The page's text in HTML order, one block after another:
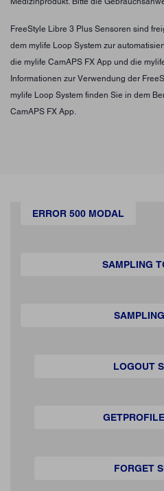
FreeStyle Libre 3 Plus Sensoren sind
dem mylife Loop System zur
die mylife CamAPS FX App und die
Informationen zur Verwendung der
mylife Loop System finden Sie in dem
CamAPS FX App.
ERROR 500 MODAL
SAMPLING
LOGOUT
FORGET